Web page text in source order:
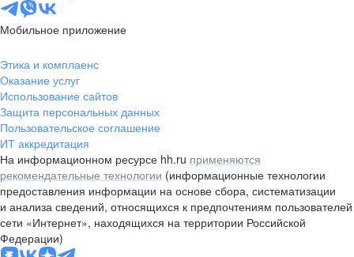
Мобильное приложение
Этика и комплаенс
Оказание услуг
Использование сайтов
Защита персональных данных
Пользовательское соглашение
ИТ аккредитация
На информационном ресурсе hh.ru применяются
рекомендательные технологии (информационные технологии
предоставления информации на основе сбора, систематизации
и анализа сведений, относящихся к предпочтениям пользователей
сети «Интернет», находящихся на территории Российской
Федерации)